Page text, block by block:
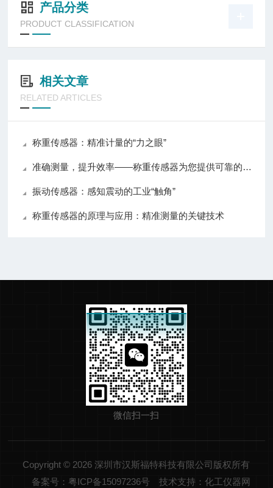
产品分类
PRODUCT CLASSIFICATION
相关文章
RELATED ARTICLES
称重传感器：精准计量的“力之眼”
准确测量，提升效率——称重传感器为您提供可靠的数据支持
振动传感器：感知震动的工业“触角”
称重传感器的原理与应用：精准测量的关键技术
微信扫一扫
Copyright © 2026 深圳市汉斯福特科技有限公司版权所有
备案号：粤ICP备15097236号
技术支持：化工仪器网